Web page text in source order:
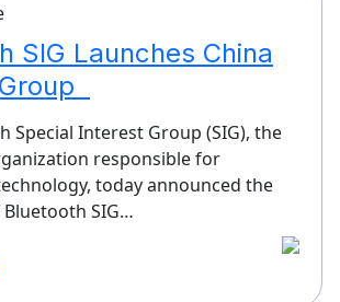
SIG Launches China
Special Interest Group (SIG), the
responsible for
today announced the
SIG…